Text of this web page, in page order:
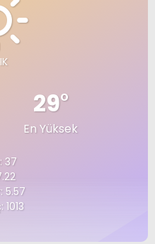
29°
En Yüksek
37
5.57
1013